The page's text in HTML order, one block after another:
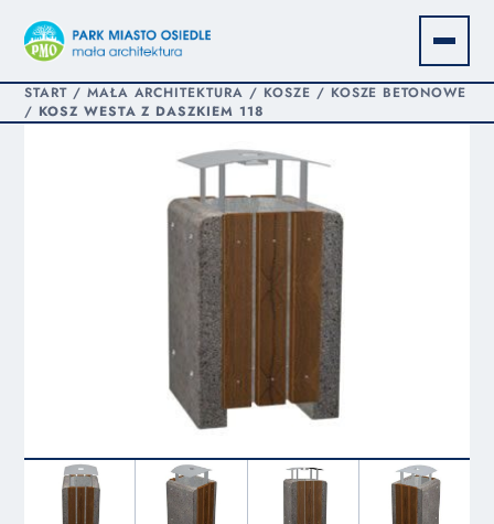
START/ MAŁA ARCHITEKTURA / KOSZE / KOSZE BETONOWE
/ KOSZ WESTA Z DASZKIEM 118